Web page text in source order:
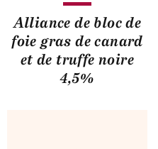
Alliance de bloc de
foie gras de canard
et de truffe noire
4,5%